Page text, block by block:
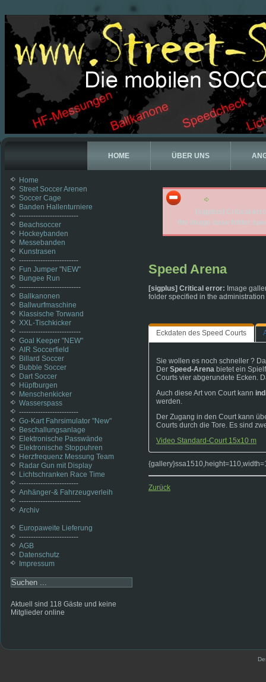
HOME ÜBER UNS
Home
Street Soccer Arenen
Soccer Cage
Banden Hallenturniere
-------------------------
Beachsoccer
Hockeybanden
Messebanden
Kunstrasen
-------------------------
Fun Jumper "NEW"
Bungee Run
--------------------------
Ballkanonen
Ballwurfmaschine
Klassische Torwand
XXL-Tischkicker
--------------------------
Goal Keeper "NEW"
AIR Soccerfield
Billard Soccer
Bubble Soccer
Dart Soccer
Hüpfburgen
Menschenkicker
Wasserspass
-------------------------
Go-Kart Fahrsimulator "New"
Beschallungsanlage
Elektronische Passwände
Elektronische Stoppuhren
Herzfrequenz Messung Team
Radar Gun mit Display
Lichtschranken Race Time
-------------------------
Anhänger-& Fahrzeugverleih
--------------------------
Archiv
Europaweite Lieferung
-------------------------
AGB
Datenschutz
Impressum
Aktuell sind 118 Gäste und keine
Mitglieder online
[sigplus] Critical
the image base folder
Speed Arena
[sigplus] Critical error: Image
folder specified in the
Eckdaten des Speed Courts
Sie wollen es noch schneller ?
Der Speed-Arena bietet ein
Courts vier abgerundete Ecken.
Auch diese Art von Court kann
werden.
Der Zugang in den Court kann
Courts durch die Tore. Es sind
Video Standard-Court 15x10 m
Zurück